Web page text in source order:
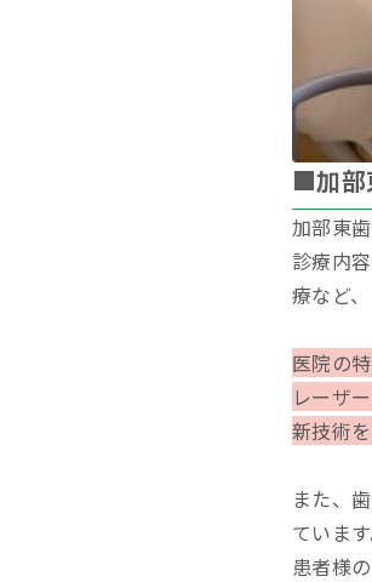
■加部
加部東
診療内
療など
医院の
レーザ
新技術
また、
ていま
患者様